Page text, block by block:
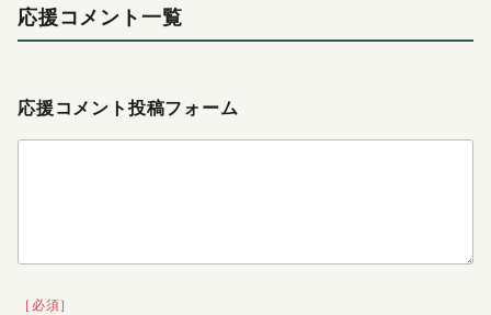
応援コメント一覧
応援コメント投稿フォーム
［必須］